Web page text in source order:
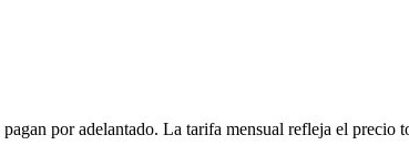
pagan por adelantado. La tarifa mensual refleja el precio